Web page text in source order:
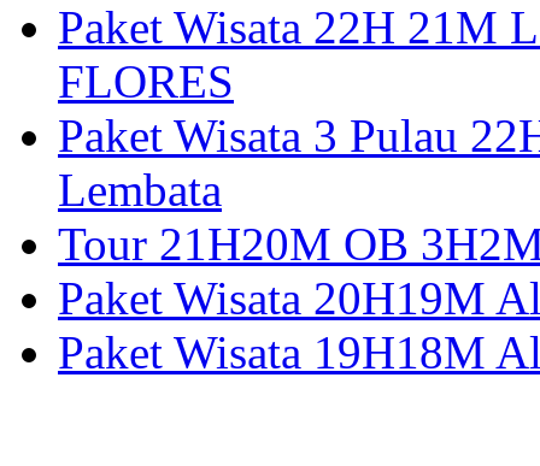
Paket Wisata 22H 21M
FLORES
Paket Wisata 3 Pulau
Lembata
Tour 21H20M OB
Paket Wisata 20H19M
Paket Wisata 19H18M